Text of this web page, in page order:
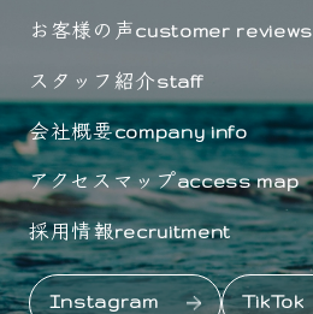
お客様の声customer reviews
スタッフ紹介staff
会社概要company info
アクセスマップaccess map
採用情報recruitment
Instagram TikTok